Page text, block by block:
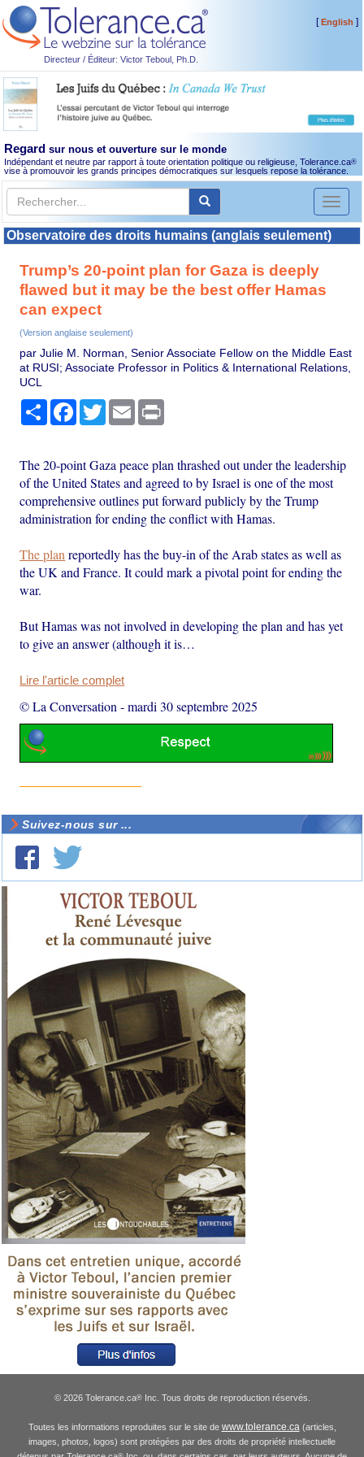
Directeur / Éditeur: Victor Teboul, Ph.D.
[English ]
Regard sur nous et ouverture sur le monde
Indépendant et neutre par rapport à toute orientation politique ou religieuse, Tolerance.ca®
vise à promouvoir les grands principes démocratiques sur lesquels repose la tolérance.
Toggle
Observatoire des droits humains (anglais seulement)
Trump’s 20-point plan for Gaza is deeply
flawed but it may be the best offer Hamas
can expect
(Version anglaise seulement)
par Julie M. Norman, Senior Associate Fellow on the Middle East
at RUSI; Associate Professor in Politics & International Relations,
UCL
PartagerFacebook
TwitterEmail
The 20-point Gaza peace plan thrashed out under the leadership
of the United States and agreed to by Israel is one of the most
comprehensive outlines put forward publicly by the Trump
administration for ending the conflict with Hamas.
The plan reportedly has the buy-in of the Arab states as well as
the UK and France. It could mark a pivotal point for ending the
war.
But Hamas was not involved in developing the plan and has yet
to give an answer (although it is…
Lire l'article complet
© La Conversation -mardi 30 septembre 2025
Suivez-nous sur ...
© 2026 Tolerance.ca®Inc. Tous droits de reproduction réservés.
Toutes les informations reproduites sur le site de www.tolerance.ca (articles,
images, photos, logos) sont protégées par des droits de propriété intellectuelle